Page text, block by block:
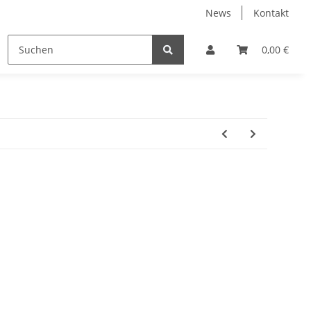
News Kontakt
0,00 €
Motorrad Dekore Segelnummern